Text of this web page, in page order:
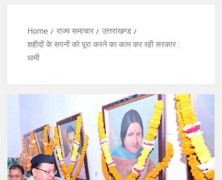
Home राज्य समाचार
उत्तराखण्ड
शहीदों के सपनों को पूरा करने का काम कर रही सरकार :
धामी